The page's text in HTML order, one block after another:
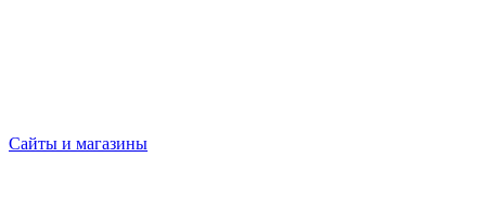
Сайты и магазины